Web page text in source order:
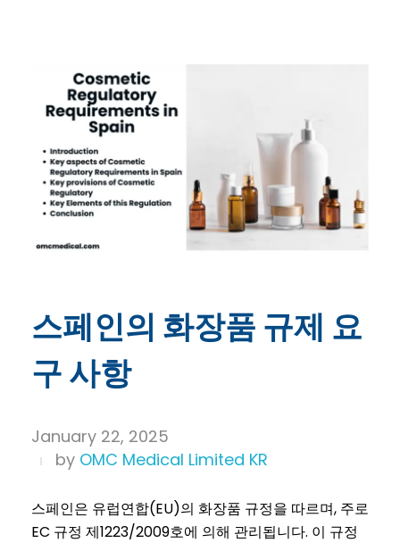
스페인의 화장품 규제 요
구 사항
January 22, 2025
by OMC Medical Limited KR
스페인은 유럽연합(EU)의 화장품 규정을 따르며, 주로
EC 규정 제1223/2009호에 의해 관리됩니다. 이 규정